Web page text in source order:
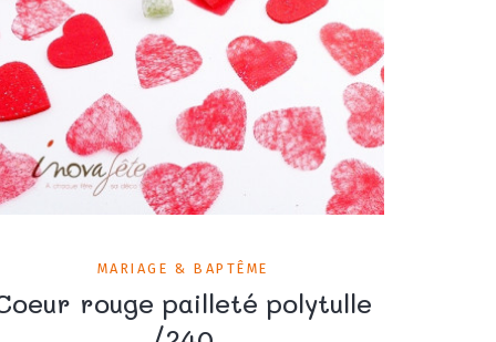
MARIAGE & BAPTÊME
rouge pailleté polytulle